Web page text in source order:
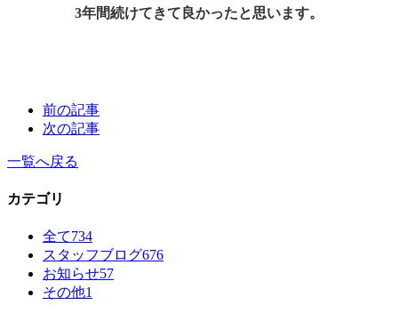
3年間続けてきて良かったと思います。
前の記事
次の記事
一覧へ戻る
カテゴリ
全て734
スタッフブログ676
お知らせ57
その他1